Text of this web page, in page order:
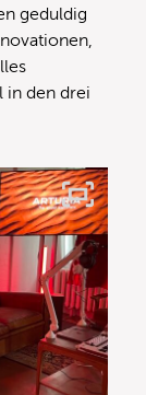
geduldig
in den drei